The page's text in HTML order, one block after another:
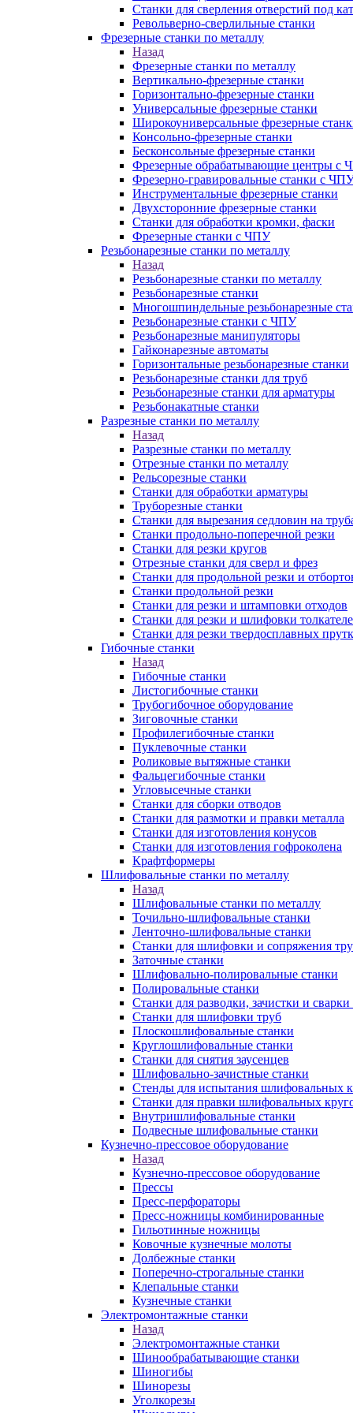
Станки для сверления отверстий под
Револьверно-сверлильные станки
Фрезерные станки по металлу
Назад
Фрезерные станки по металлу
Вертикально-фрезерные станки
Горизонтально-фрезерные станки
Универсальные фрезерные станки
Широкоуниверсальные фрезерные
Консольно-фрезерные станки
Бесконсольные фрезерные станки
Фрезерные обрабатывающие центры с
Фрезерно-гравировальные станки с
Инструментальные фрезерные станки
Двухсторонние фрезерные станки
Станки для обработки кромки, фаски
Фрезерные станки с ЧПУ
Резьбонарезные станки по металлу
Назад
Резьбонарезные станки по металлу
Резьбонарезные станки
Многошпиндельные резьбонарезные
Резьбонарезные станки с ЧПУ
Резьбонарезные манипуляторы
Гайконарезные автоматы
Горизонтальные резьбонарезные станки
Резьбонарезные станки для труб
Резьбонарезные станки для арматуры
Резьбонакатные станки
Разрезные станки по металлу
Назад
Разрезные станки по металлу
Отрезные станки по металлу
Рельсорезные станки
Станки для обработки арматуры
Труборезные станки
Станки для вырезания седловин на
Станки продольно-поперечной резки
Станки для резки кругов
Отрезные станки для сверл и фрез
Станки для продольной резки и
Станки продольной резки
Станки для резки и штамповки отходов
Станки для резки и шлифовки
Станки для резки твердосплавных
Гибочные станки
Назад
Гибочные станки
Листогибочные станки
Трубогибочное оборудование
Зиговочные станки
Профилегибочные станки
Пуклевочные станки
Роликовые вытяжные станки
Фальцегибочные станки
Угловысечные станки
Станки для сборки отводов
Станки для размотки и правки металла
Станки для изготовления конусов
Станки для изготовления гофроколена
Крафтформеры
Шлифовальные станки по металлу
Назад
Шлифовальные станки по металлу
Точильно-шлифовальные станки
Ленточно-шлифовальные станки
Станки для шлифовки и сопряжения
Заточные станки
Шлифовально-полировальные станки
Полировальные станки
Станки для разводки, зачистки и сварки
Станки для шлифовки труб
Плоскошлифовальные станки
Круглошлифовальные станки
Станки для снятия заусенцев
Шлифовально-зачистные станки
Стенды для испытания шлифовальных
Станки для правки шлифовальных
Внутришлифовальные станки
Подвесные шлифовальные станки
Кузнечно-прессовое оборудование
Назад
Кузнечно-прессовое оборудование
Прессы
Пресс-перфораторы
Пресс-ножницы комбинированные
Гильотинные ножницы
Ковочные кузнечные молоты
Долбежные станки
Поперечно-строгальные станки
Клепальные станки
Кузнечные станки
Электромонтажные станки
Назад
Электромонтажные станки
Шинообрабатывающие станки
Шиногибы
Шинорезы
Уголкорезы